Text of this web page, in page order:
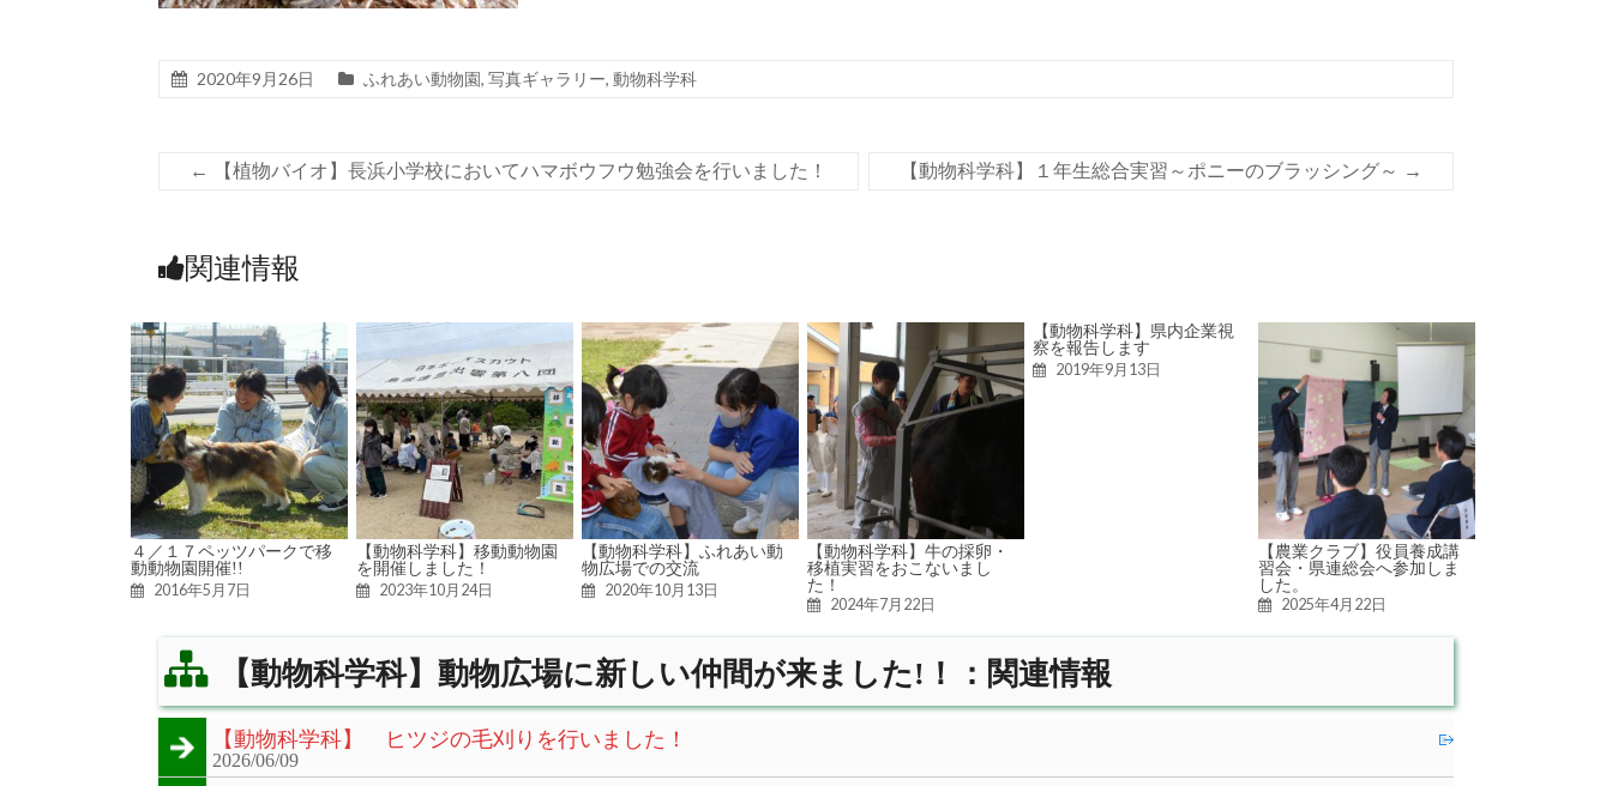
2020年9月26日 ふれあい動物園, 写真ギャラリー, 動物科学科
← 【植物バイオ】長浜小学校においてハマボウフウ勉強会を行いました！ 【動物科学科】１年生総合実習～ポニーのブラッシング～ →
関連情報
４／１７ペッツパークで移
動動物園開催!!
2016年5月7日
【動物科学科】移動動物園
を開催しました！
2023年10月24日
【動物科学科】ふれあい動
物広場での交流
2020年10月13日
【動物科学科】牛の採卵・
移植実習をおこないまし
た！
2024年7月22日
【動物科学科】県内企業視
察を報告します
2019年9月13日
【農業クラブ】役員養成講
習会・県連総会へ参加しま
した。
2025年4月22日
【動物科学科】動物広場に新しい仲間が来ました!！：関連情報
【動物科学科】 ヒツジの毛刈りを行いました！
2026/06/09